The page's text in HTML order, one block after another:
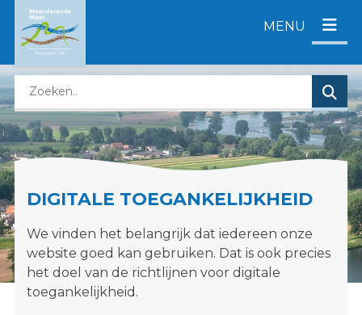
e
c
t
n
a
a
r
c
o
n
t
e
MENU
Z
o
e
k
e
n
o
p
d
e
DIGITALE TOEGANKELIJKHEID
We vinden het belangrijk dat iedereen onze
website goed kan gebruiken. Dat is ook precies
het doel van de richtlijnen voor digitale
toegankelijkheid.